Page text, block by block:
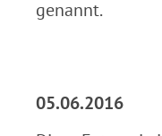
genannt.
05.06.2016